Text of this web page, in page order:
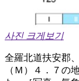
사진 크게보기
全羅北道扶安郡
（Ｍ）４．７の